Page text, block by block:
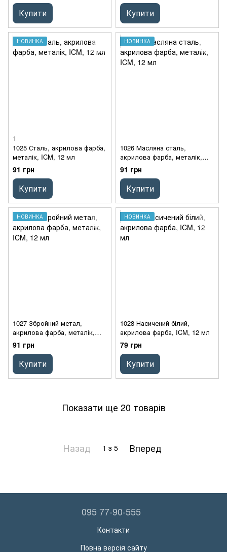
Купити Купити
НОВИНКА
1
1025 Сталь, акрилова фарба,
металік, ICM, 12 мл
91 грн
Купити
НОВИНКА
1026 Масляна сталь,
акрилова фарба, металік,
ICM, 12 мл
91 грн
Купити
НОВИНКА
1027 Збройний метал,
акрилова фарба, металік,
ICM, 12 мл
91 грн
Купити
НОВИНКА
1028 Насичений білий,
акрилова фарба, ICM, 12 мл
79 грн
Купити
Показати ще 20 товарів
Назад 1 з 5 Вперед
095 77-90-555
Контакти
Повна версія сайту